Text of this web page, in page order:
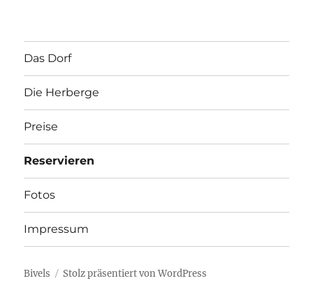
Das Dorf
Die Herberge
Preise
Reservieren
Fotos
Impressum
Bivels Stolz präsentiert von WordPress